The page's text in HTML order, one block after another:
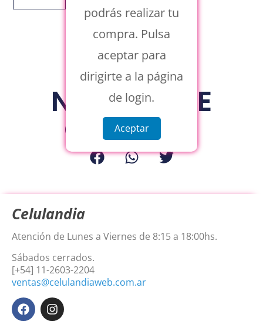
NUDE SHINE
CASE A36
Celulandia
Atención de Lunes a Viernes de 8:15 a 18:00hs.
Sábados cerrados.
[+54] 11-2603-2204
ventas@celulandiaweb.com.ar
podrás realizar tu
compra. Pulsa
aceptar para
dirigirte a la página
de login.
Aceptar